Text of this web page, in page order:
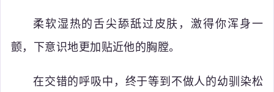
柔软湿热的舌尖舔舐过皮肤，激得你浑身一
颤，下意识地更加贴近他的胸膛。
在交错的呼吸中，终于等到不做人的幼驯染松